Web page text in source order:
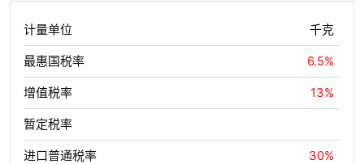
计量单位 千克
最惠国税率 6.5%
增值税率 13%
暂定税率
进口普通税率 30%